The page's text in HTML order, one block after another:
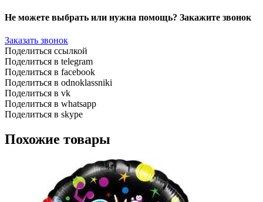
Не можете выбрать или нужна помощь? Закажите звонок
Заказать звонок
Поделиться ссылкой
Поделиться в telegram
Поделиться в facebook
Поделиться в odnoklassniki
Поделиться в vk
Поделиться в whatsapp
Поделиться в skype
Похожие товары